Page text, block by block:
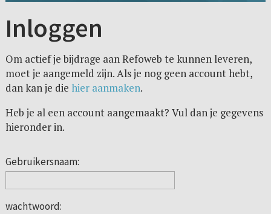
Inloggen
Om actief je bijdrage aan Refoweb te kunnen leveren,
moet je aangemeld zijn. Als je nog geen account hebt,
dan kan je die hier aanmaken.
Heb je al een account aangemaakt? Vul dan je gegevens
hieronder in.
Gebruikersnaam:
wachtwoord: